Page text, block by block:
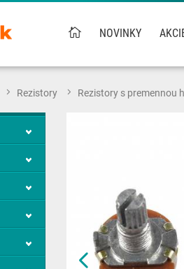
NOVINKY
Rezistory Rezistory s premennou